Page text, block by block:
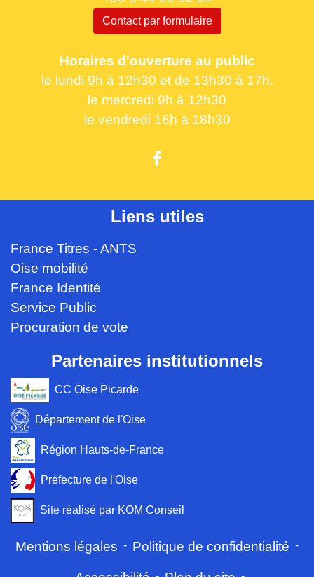
Contact par formulaire
Horaires d'ouverture au public
le lundi 9h à 12h30 et de 13h30 à 17h.
le mercredi 9h à 12h30
le vendredi 16h à 18h30
Liens utiles
France Titres - ANTS
Oise mobilité
France Identité
Service Public
Procuration de vote
Partenaires institutionnels
CC Oise Picarde
Département de l'Oise
Région Hauts-de-France
Préfecture de l'Oise
Site réalisé par KOM Conseil
Mentions légales - Politique de confidentialité -